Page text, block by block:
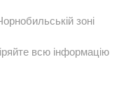
зоні
всю інформацію